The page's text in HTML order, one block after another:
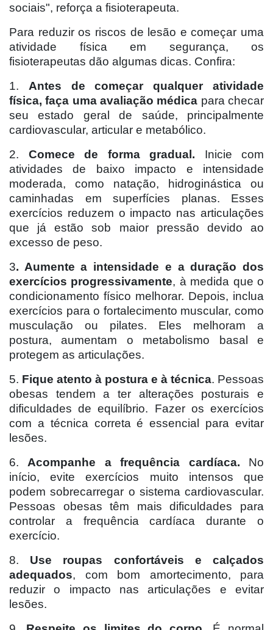
sociais", reforça a fisioterapeuta.
Para reduzir os riscos de lesão e começar uma
atividade física em segurança, os
fisioterapeutas dão algumas dicas. Confira:
1. Antes de começar qualquer atividade
física, faça uma avaliação médica para checar
seu estado geral de saúde, principalmente
cardiovascular, articular e metabólico.
2. Comece de forma gradual. Inicie com
atividades de baixo impacto e intensidade
moderada, como natação, hidroginástica ou
caminhadas em superfícies planas. Esses
exercícios reduzem o impacto nas articulações
que já estão sob maior pressão devido ao
excesso de peso.
3. Aumente a intensidade e a duração dos
exercícios progressivamente, à medida que o
condicionamento físico melhorar. Depois, inclua
exercícios para o fortalecimento muscular, como
musculação ou pilates. Eles melhoram a
postura, aumentam o metabolismo basal e
protegem as articulações.
5. Fique atento à postura e à técnica. Pessoas
obesas tendem a ter alterações posturais e
dificuldades de equilíbrio. Fazer os exercícios
com a técnica correta é essencial para evitar
lesões.
6. Acompanhe a frequência cardíaca. No
início, evite exercícios muito intensos que
podem sobrecarregar o sistema cardiovascular.
Pessoas obesas têm mais dificuldades para
controlar a frequência cardíaca durante o
exercício.
8. Use roupas confortáveis e calçados
adequados, com bom amortecimento, para
reduzir o impacto nas articulações e evitar
lesões.